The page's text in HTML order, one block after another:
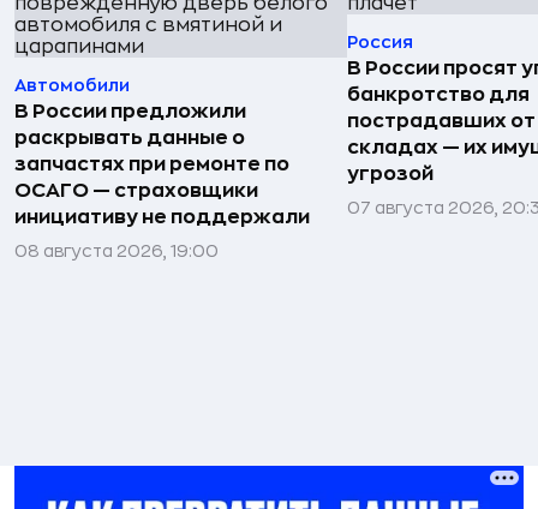
Автомобили
В России предложили
раскрывать данные о
запчастях при ремонте по
ОСАГО — страховщики
инициативу не поддержали
08 августа 2026, 19:00
Россия
В России просят
банкротство для
пострадавших
складах — их
угрозой
07 августа 2026,